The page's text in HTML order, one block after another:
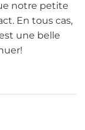
notre petite
En tous cas,
une belle